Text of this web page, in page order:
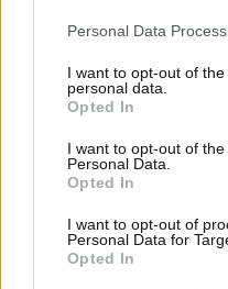
Personal Data
I want to opt-out of
personal data.
Opted In
I want to opt-out of
Personal Data.
Opted In
I want to opt-out of
Personal Data for
Opted In
Uno, l’esperta guida
circuspotranno
considerando che nel
Motors-Cadillac. Il
deludente campionato
ma è pronto a
brutto ricordo.